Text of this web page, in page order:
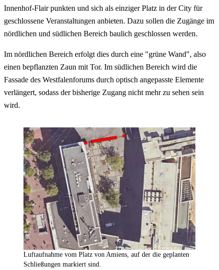
Innenhof-Flair punkten und sich als einziger Platz in der City für
geschlossene Veranstaltungen anbieten. Dazu sollen die Zugänge im
nördlichen und südlichen Bereich baulich geschlossen werden.
Im nördlichen Bereich erfolgt dies durch eine "grüne Wand", also
einen bepflanzten Zaun mit Tor. Im südlichen Bereich wird die
Fassade des Westfalenforums durch optisch angepasste Elemente
verlängert, sodass der bisherige Zugang nicht mehr zu sehen sein
wird.
Luftaufnahme vom Platz von Amiens, auf der die geplanten
Schließungen markiert sind.